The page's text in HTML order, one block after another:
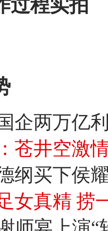
过程实拍
企两万亿
苍井空激
纲买下侯
女真精 捞